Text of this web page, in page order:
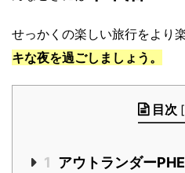
せっかくの楽しい旅行をより
キな夜を過ごしましょう。
目次 [
1 アウトランダー